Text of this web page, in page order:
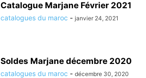
Catalogue Marjane Février 2021
catalogues du maroc - janvier 24, 2021
Soldes Marjane décembre 2020
catalogues du maroc - décembre 30, 2020